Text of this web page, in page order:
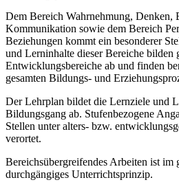
Dem Bereich Wahrnehmung, Denken,
Kommunikation sowie dem Bereich
Beziehungen kommt ein besonderer
und Lerninhalte dieser Bereiche bilden
Entwicklungsbereiche ab und finden
gesamten Bildungs- und
Der Lehrplan bildet die Lernziele und
Bildungsgang ab. Stufenbezogene
Stellen unter alters- bzw.
verortet.
Bereichsübergreifendes Arbeiten ist im
durchgängiges Unterrichtsprinzip.